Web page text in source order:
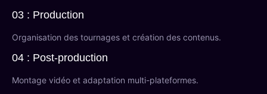
03 : Production
Organisation des tournages et création des contenus.
04 : Post-production
Montage vidéo et adaptation multi-plateformes.